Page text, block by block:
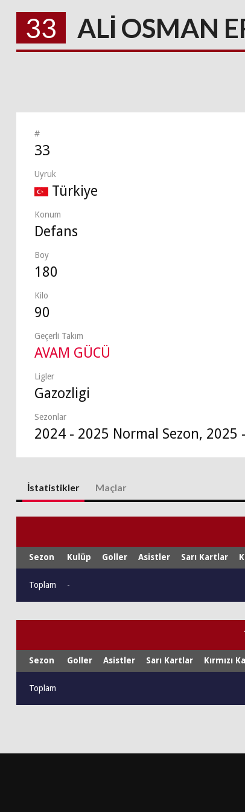
33 ALİ OSMAN
#
33
Uyruk
Türkiye
Konum
Defans
Boy
180
Kilo
90
Geçerli Takım
AVAM GÜCÜ
Ligler
Gazozligi
Sezonlar
2024 - 2025 Normal Sezon, 2025
İstatistikler Maçlar
Sezon Kulüp Goller Asistler Sarı Kartlar
Toplam -
Sezon Goller Asistler Sarı Kartlar Kırmızı
Toplam